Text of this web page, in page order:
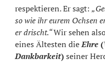
respektieren. Er sagt:
so wie ihr eurem Ochsen
er drischt.“Wir sehen
eines Ältesten dieEhre(
Dankbarkeit)seiner